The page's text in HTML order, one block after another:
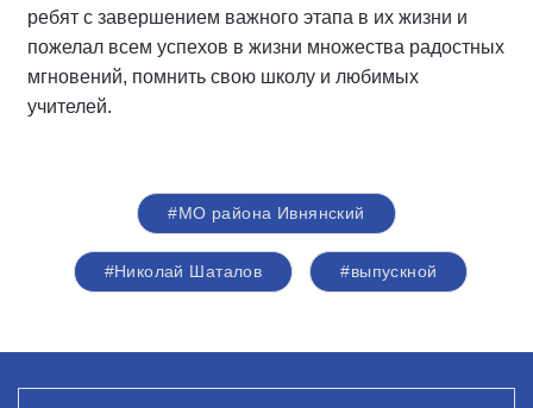
ребят с завершением важного этапа в их жизни и
пожелал всем успехов в жизни множества радостных
мгновений, помнить свою школу и любимых
учителей.
#МО района Ивнянский
#Николай Шаталов #выпускной